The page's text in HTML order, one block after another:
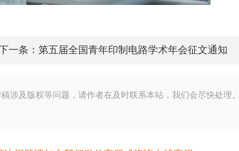
一条：第五届全国青年印制电路学术年会征文通知
涉及版权等问题，请作者在及时联系本站，我们会尽快处理。